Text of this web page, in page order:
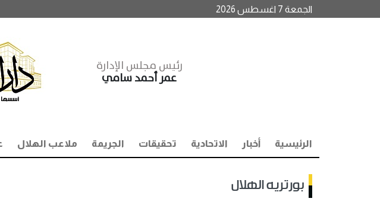
الجمعة 7 اغسطس 2026
رئيس مجلس الإدارة
عمر أحمد سامي
الرئيسية أخبار الاتحادية تحقيقات الجريمة ملاعب الهلال
بورتريه الهلال